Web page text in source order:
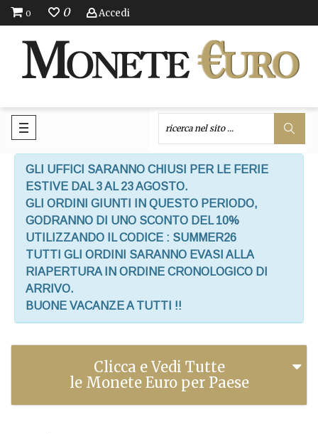
0 0 Accedi
GLI UFFICI SARANNO CHIUSI PER LE FERIE
ESTIVE DAL 3 AL 23 AGOSTO.
GLI ORDINI GIUNTI IN QUESTO PERIODO,
GODRANNO DI UNO SCONTO DEL 10%
UTILIZZANDO IL CODICE : SUMMER26
TUTTI GLI ORDINI SARANNO EVASI ALLA
RIAPERTURA IN ORDINE CRONOLOGICO DI
ARRIVO.
BUONE VACANZE A TUTTI !!
Clicca e Vedi Tutte
le Monete Euro per Paese